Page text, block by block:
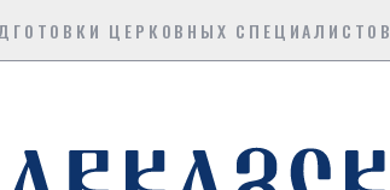
ЦЕРКОВНЫХ СПЕЦИАЛИСТОВ